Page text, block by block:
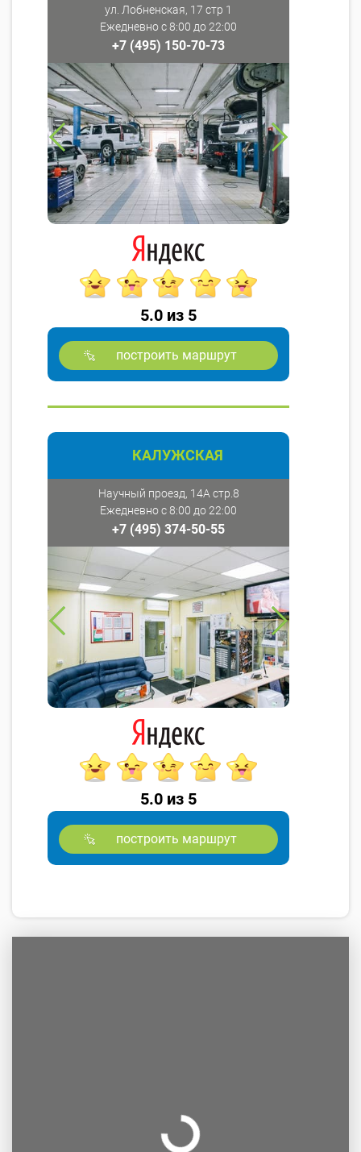
ул. Лобненская, 17 стр 1
Ежедневно с 8:00 до 22:00
+7 (495) 150-70-73
5.0 из 5
построить маршрут
КАЛУЖСКАЯ
Научный проезд, 14А стр.8
Ежедневно с 8:00 до 22:00
+7 (495) 374-50-55
5.0 из 5
построить маршрут